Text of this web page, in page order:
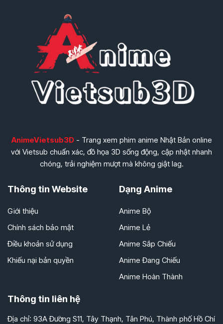
AnimeVietsub3D- Trang xem phim anime Nhật Bản online
với Vietsub chuẩn xác, đồ họa 3D sống động, cập nhật nhanh
chóng, trải nghiệm mượt mà không giật lag.
Thông tin Website
Giới thiệu
Chính sách bảo mật
Điều khoản sử dụng
Khiếu nại bản quyền
Dạng Anime
Anime Bộ
Anime Lẻ
Anime Sắp Chiếu
Anime Đang Chiếu
Anime Hoàn Thành
Thông tin liên hệ
Địa chỉ: 93A Đường S11, Tây Thạnh, Tân Phú, Thành phố Hồ Chí